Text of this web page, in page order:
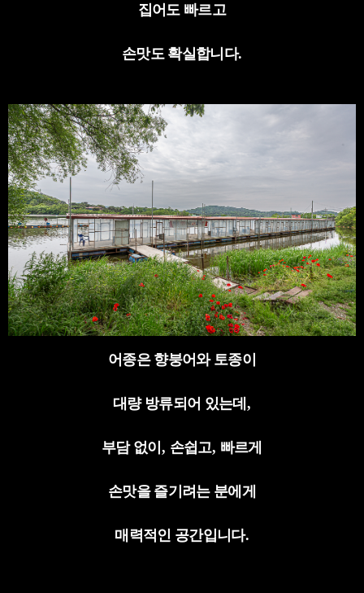
집어도 빠르고
손맛도 확실합니다.
어종은 향붕어와 토종이
대량 방류되어 있는데 ,
부담 없이 , 손쉽고, 빠르게
손맛을 즐기려는 분에게
매력적인 공간입니다.